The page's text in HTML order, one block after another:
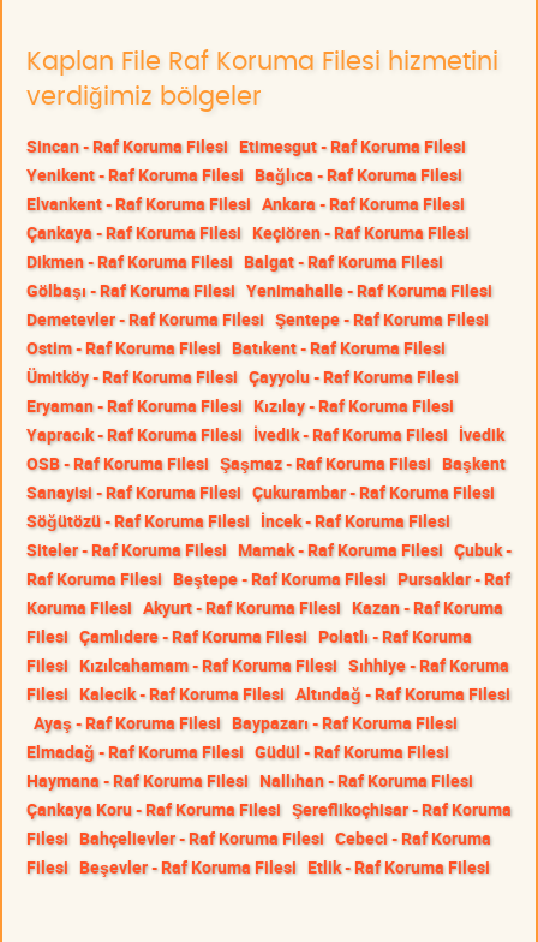
Kaplan File Raf Koruma Filesi hizmetini
verdiğimiz bölgeler
Sincan - Raf Koruma Filesi Etimesgut - Raf Koruma Filesi
Yenikent - Raf Koruma Filesi Bağlıca - Raf Koruma Filesi
Elvankent - Raf Koruma Filesi Ankara - Raf Koruma Filesi
Çankaya - Raf Koruma Filesi Keçiören - Raf Koruma Filesi
Dikmen - Raf Koruma Filesi Balgat - Raf Koruma Filesi
Gölbaşı - Raf Koruma Filesi Yenimahalle - Raf Koruma Filesi
Demetevler - Raf Koruma Filesi Şentepe - Raf Koruma Filesi
Ostim - Raf Koruma Filesi Batıkent - Raf Koruma Filesi
Ümitköy - Raf Koruma Filesi Çayyolu - Raf Koruma Filesi
Eryaman - Raf Koruma Filesi Kızılay - Raf Koruma Filesi
Yapracık - Raf Koruma Filesi İvedik - Raf Koruma Filesi İvedik
OSB - Raf Koruma Filesi Şaşmaz - Raf Koruma Filesi Başkent
Sanayisi - Raf Koruma Filesi Çukurambar - Raf Koruma Filesi
Söğütözü - Raf Koruma Filesi İncek - Raf Koruma Filesi
Siteler - Raf Koruma Filesi Mamak - Raf Koruma Filesi Çubuk -
Raf Koruma Filesi Beştepe - Raf Koruma Filesi Pursaklar - Raf
Koruma Filesi Akyurt - Raf Koruma Filesi Kazan - Raf Koruma
Filesi Çamlıdere - Raf Koruma Filesi Polatlı - Raf Koruma
Filesi Kızılcahamam - Raf Koruma Filesi Sıhhiye - Raf Koruma
Filesi Kalecik - Raf Koruma Filesi Altındağ - Raf Koruma Filesi
Ayaş - Raf Koruma Filesi Baypazarı - Raf Koruma Filesi
Elmadağ - Raf Koruma Filesi Güdül - Raf Koruma Filesi
Haymana - Raf Koruma Filesi Nallıhan - Raf Koruma Filesi
Çankaya Koru - Raf Koruma Filesi Şereflikoçhisar - Raf Koruma
Filesi Bahçelievler - Raf Koruma Filesi Cebeci - Raf Koruma
Filesi Beşevler - Raf Koruma Filesi Etlik - Raf Koruma Filesi